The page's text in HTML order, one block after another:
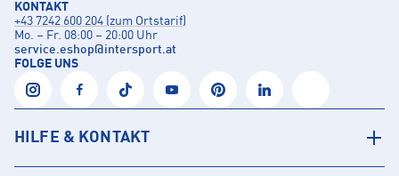
KONTAKT
+43 7242 600 204 (zum Ortstarif)
Mo. – Fr. 08:00 – 20:00 Uhr
service.eshop@intersport.at
FOLGE UNS
HILFE & KONTAKT